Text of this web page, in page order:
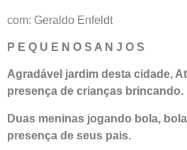
com: Geraldo Enfeldt
P E Q U E N O S A N J O S
Agradável jardim desta cidade,
presença de crianças brincando.
Duas meninas jogando bola,
presença de seus pais.